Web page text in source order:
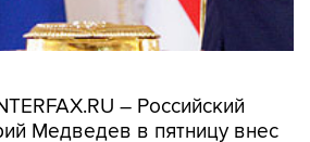
– Российский
Медведев в пятницу внес